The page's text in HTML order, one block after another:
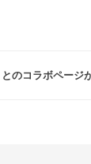
のコラボページ